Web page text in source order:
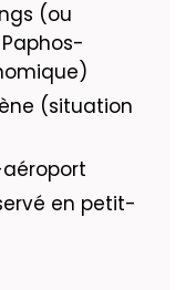
(ou
(situation
en petit-